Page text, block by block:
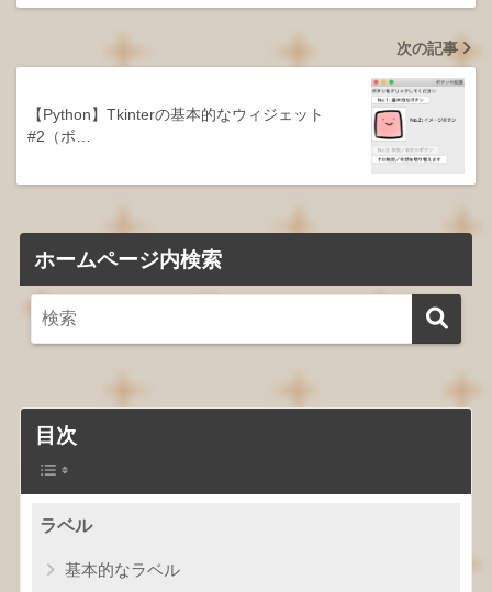
次の記事
【Python】Tkinterの基本的なウィジェット
#2（ボ…
ホームページ内検索
目次
ラベル
基本的なラベル